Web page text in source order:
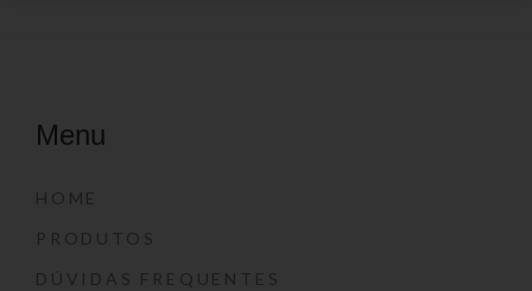
Menu
HOME
PRODUTOS
DÚVIDAS FREQUENTES